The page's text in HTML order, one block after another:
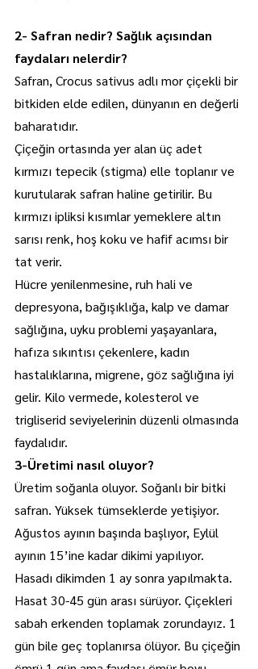
2- Safran nedir? Sağlık açısından
faydaları nelerdir?
Safran, Crocus sativus adlı mor çiçekli bir
bitkiden elde edilen, dünyanın en değerli
baharatıdır.
Çiçeğin ortasında yer alan üç adet
kırmızı tepecik (stigma) elle toplanır ve
kurutularak safran haline getirilir. Bu
kırmızı ipliksi kısımlar yemeklere altın
sarısı renk, hoş koku ve hafif acımsı bir
tat verir.
Hücre yenilenmesine, ruh hali ve
depresyona, bağışıklığa, kalp ve damar
sağlığına, uyku problemi yaşayanlara,
hafıza sıkıntısı çekenlere, kadın
hastalıklarına, migrene, göz sağlığına iyi
gelir. Kilo vermede, kolesterol ve
trigliserid seviyelerinin düzenli olmasında
faydalıdır.
3-Üretimi nasıl oluyor?
Üretim soğanla oluyor. Soğanlı bir bitki
safran. Yüksek tümseklerde yetişiyor.
Ağustos ayının başında başlıyor, Eylül
ayının 15’ine kadar dikimi yapılıyor.
Hasadı dikimden 1 ay sonra yapılmakta.
Hasat 30-45 gün arası sürüyor. Çiçekleri
sabah erkenden toplamak zorundayız. 1
gün bile geç toplanırsa ölüyor. Bu çiçeğin